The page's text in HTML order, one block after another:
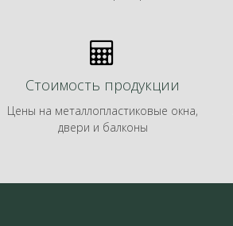
Стоимость продукции
Цены на металлопластиковые окна,
двери и балконы